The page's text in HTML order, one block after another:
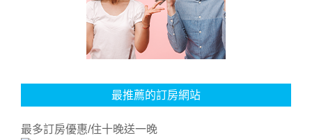
最推薦的訂房網站
最多訂房優惠/住十晚送一晚